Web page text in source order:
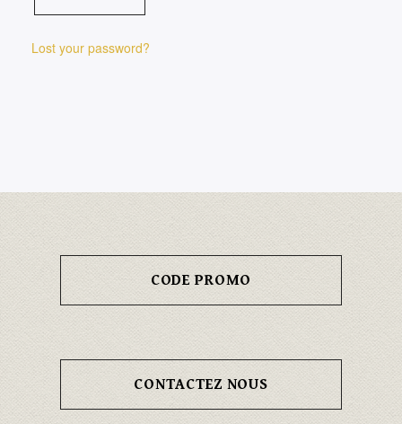
Lost your password?
CODE PROMO
CONTACTEZ NOUS